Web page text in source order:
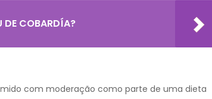
DE COBARDÍA?
com moderação como parte de uma dieta